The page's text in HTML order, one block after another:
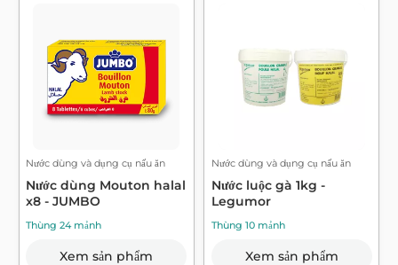
Nước dùng và dụng cụ nấu ăn
Nước dùng Mouton halal
x8 - JUMBO
Thùng 24 mảnh
Xem sản phẩm
Nước dùng và dụng cụ nấu ăn
Nước luộc gà 1kg -
Legumor
Thùng 10 mảnh
Xem sản phẩm